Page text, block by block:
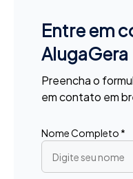
Entre em
AlugaGera
Preencha o
em contato em
Nome Completo *